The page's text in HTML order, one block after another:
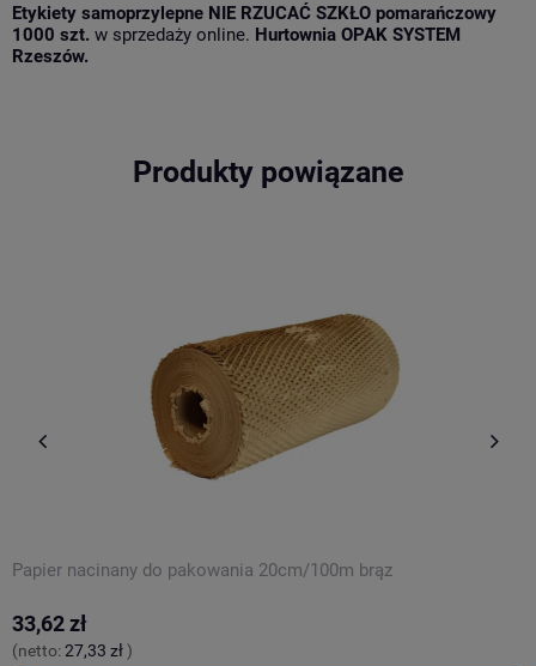
Etykiety samoprzylepne NIE RZUCAĆ SZKŁO pomarańczowy
1000 szt. w sprzedaży online. Hurtownia OPAK SYSTEM
Rzeszów.
Produkty powiązane
Papier nacinany do pakowania 20cm/100m brąz
33,62 zł
(netto:27,33 zł)